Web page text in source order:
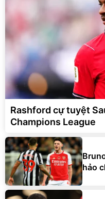
Rashford cự tuyệt
Champions League
hảo